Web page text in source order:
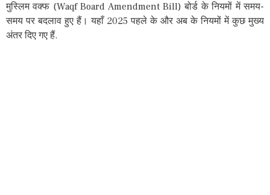
मुस्लिम वक्फ (Waqf Board Amendment Bill) बोर्ड के नियमों में समय-
समय पर बदलाव हुए हैं। यहाँ 2025 पहले के और अब के नियमों में कुछ मुख्य
अंतर दिए गए हैं.